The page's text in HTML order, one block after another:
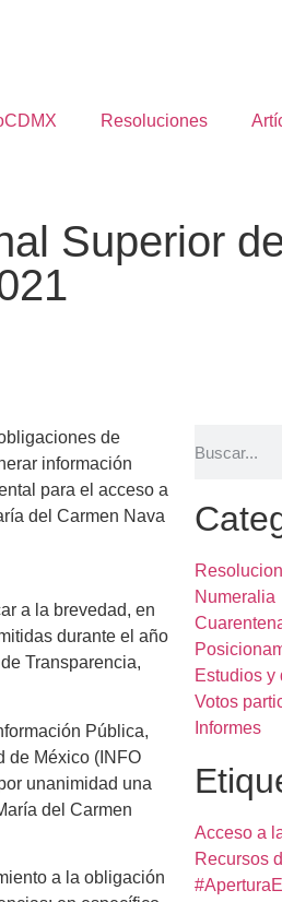
Resoluciones
Superior
de
información
para el acceso a
del Carmen Nava
a la brevedad, en
durante el año
Transparencia,
Pública,
de México (INFO
unanimidad una
del Carmen
a la obligación
Numeralia
Estudios y
Votos
Informes
Acceso a
Recursos